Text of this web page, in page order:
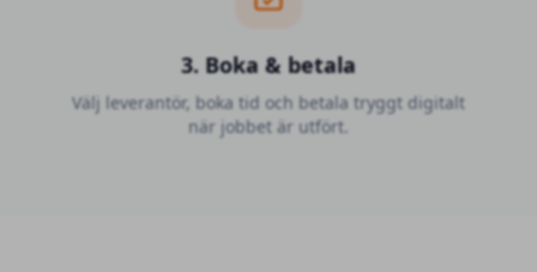
3. Boka & betala
Välj leverantör, boka tid och betala tryggt digitalt
när jobbet är utfört.